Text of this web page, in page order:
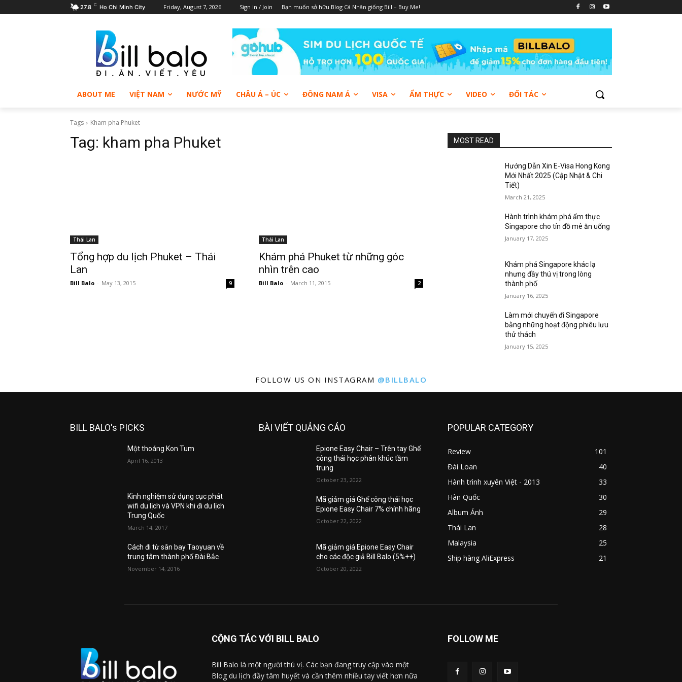
27.8 C Ho Chi Minh City Friday, August 7, 2026 Sign in / Join Bạn muốn sở hữu Blog Cá Nhân giống Bill – Buy Me!
ABOUT ME VIỆT NAM NƯỚC MỸ CHÂU Á – ÚC ĐÔNG NAM Á VISA ẨM THỰC VIDEO ĐỐI TÁC
Tags Kham pha Phuket
Tag: kham pha Phuket
Thái Lan
Tổng hợp du lịch Phuket – Thái
Lan
Bill Balo - May 13, 2015 9
Thái Lan
Khám phá Phuket từ những góc
nhìn trên cao
Bill Balo - March 11, 2015 2
MOST READ
Hướng Dẫn Xin E-Visa Hong Kong
Mới Nhất 2025 (Cập Nhật & Chi
Tiết)
March 21, 2025
Hành trình khám phá ẩm thực
Singapore cho tín đồ mê ăn uống
January 17, 2025
Khám phá Singapore khác lạ
nhưng đầy thú vị trong lòng
thành phố
January 16, 2025
Làm mới chuyến đi Singapore
bằng những hoạt động phiêu lưu
thử thách
January 15, 2025
FOLLOW US ON INSTAGRAM @BILLBALO
BILL BALO's PICKS
Một thoáng Kon Tum
April 16, 2013
Kinh nghiệm sử dụng cục phát
wifi du lịch và VPN khi đi du lịch
Trung Quốc
March 14, 2017
Cách đi từ sân bay Taoyuan về
trung tâm thành phố Đài Bắc
November 14, 2016
BÀI VIẾT QUẢNG CÁO
Epione Easy Chair – Trên tay Ghế
công thái học phân khúc tầm
trung
October 23, 2022
Mã giảm giá Ghế công thái học
Epione Easy Chair 7% chính hãng
October 22, 2022
Mã giảm giá Epione Easy Chair
cho các độc giả Bill Balo (5%++)
October 20, 2022
POPULAR CATEGORY
Review
101
Đài Loan
40
Hành trình xuyên Việt - 2013
33
Hàn Quốc
30
Album Ảnh
29
Thái Lan
28
Malaysia
25
Ship hàng AliExpress
21
CỘNG TÁC VỚI BILL BALO
Bill Balo là một người thú vị. Các bạn đang truy cập vào một
Blog du lịch đầy tâm huyết và cần thêm nhiều tay viết hơn nữa
FOLLOW ME